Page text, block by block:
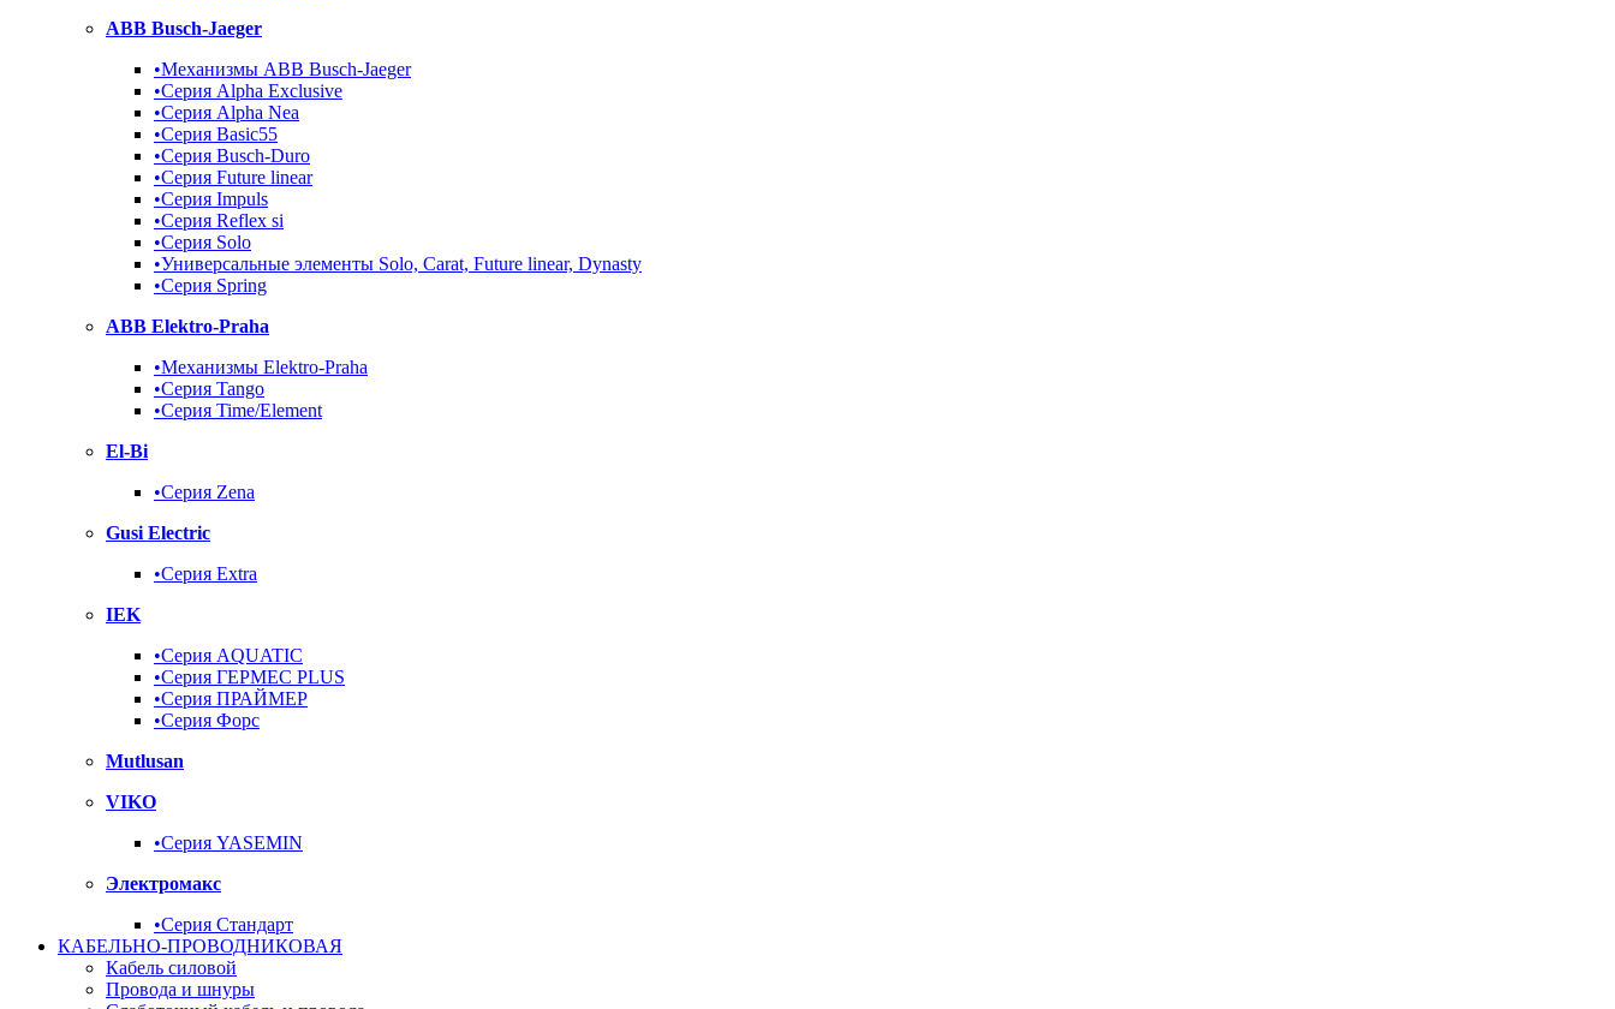
ABB Busch-Jaeger
•Механизмы ABB Busch-Jaeger
•Серия Alpha Exclusive
•Серия Alpha Nea
•Серия Basic55
•Серия Busch-Duro
•Серия Future linear
•Серия Impuls
•Серия Reflex si
•Серия Solo
•Универсальные элементы Solo, Carat, Future linear, Dynasty
•Серия Spring
ABB Elektro-Praha
•Механизмы Elektro-Praha
•Серия Tango
•Серия Time/Element
El-Bi
•Серия Zena
Gusi Electric
•Серия Extra
IEK
•Серия AQUATIC
•Серия ГЕРМЕС PLUS
•Серия ПРАЙМЕР
•Серия Форс
Mutlusan
VIKO
•Серия YASEMIN
Электромакс
•Серия Стандарт
КАБЕЛЬНО-ПРОВОДНИКОВАЯ
Кабель силовой
Провода и шнуры